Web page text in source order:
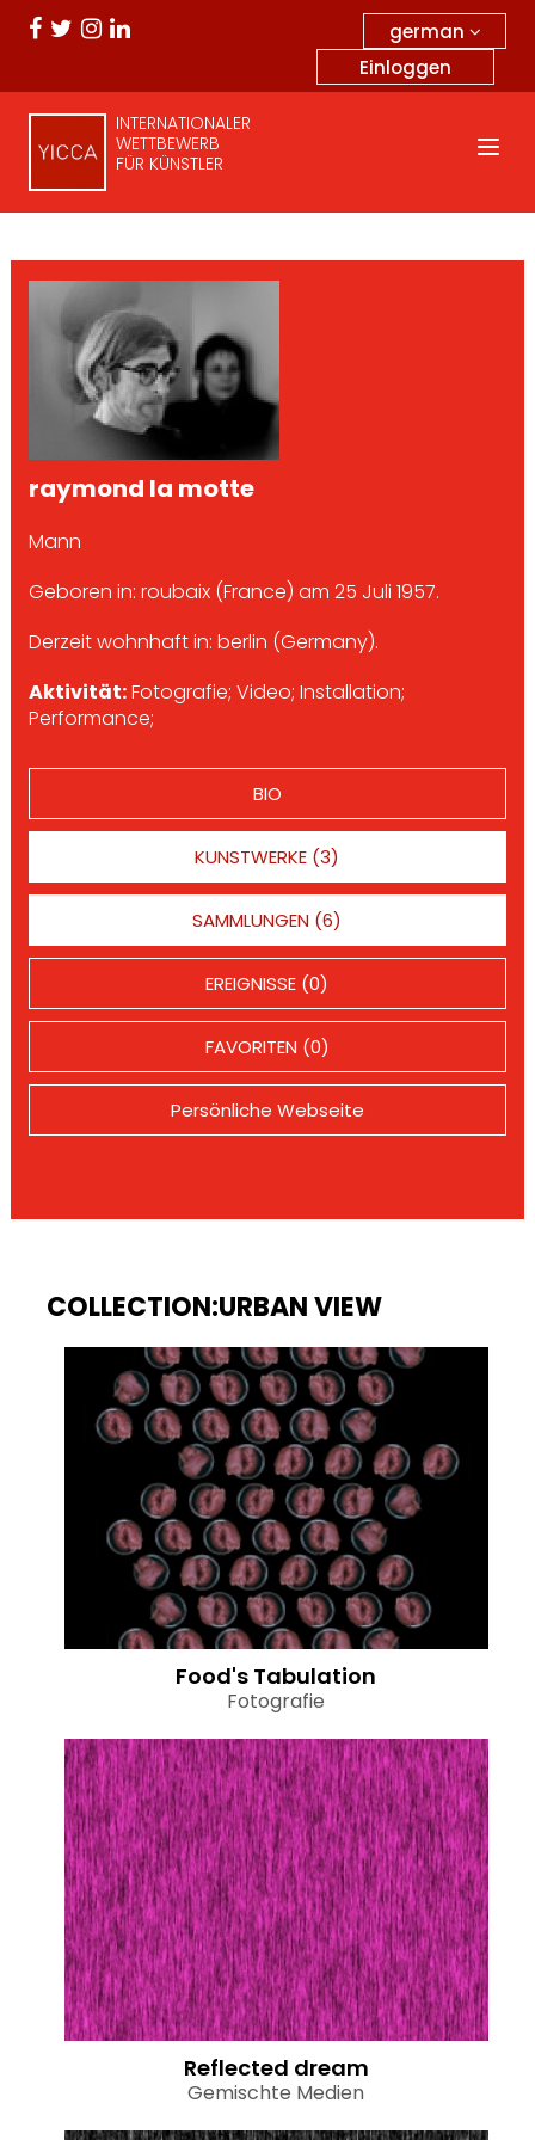
german
Einloggen
INTERNATIONALER
WETTBEWERB
FÜR KÜNSTLER
raymond la motte
Mann
Geboren in: roubaix (France) am 25 Juli 1957.
Derzeit wohnhaft in: berlin (Germany).
Aktivität:Fotografie; Video; Installation;
Performance;
BIO
KUNSTWERKE (3)
SAMMLUNGEN (6)
EREIGNISSE (0)
FAVORITEN (0)
Persönliche Webseite
COLLECTION:URBAN VIEW
Food's Tabulation
Fotografie
Reflected dream
Gemischte Medien